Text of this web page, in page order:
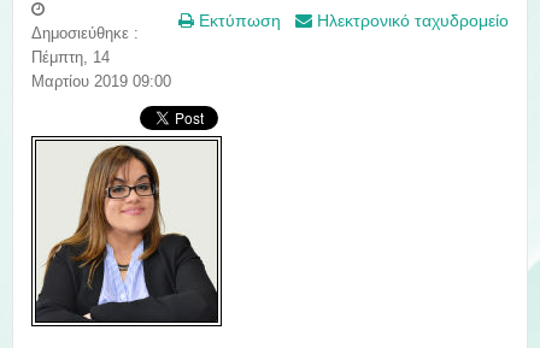
Εκτύπωση Ηλεκτρονικό ταχυδρομείο
Δημοσιεύθηκε :
Πέμπτη, 14
Μαρτίου 2019 09:00